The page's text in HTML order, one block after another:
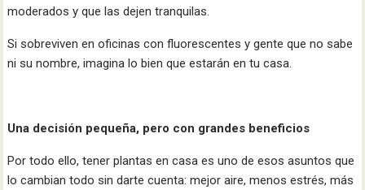
moderados y que las dejen tranquilas.
Si sobreviven en oficinas con fluorescentes y gente que no sabe
ni su nombre, imagina lo bien que estarán en tu casa.
Una decisión pequeña, pero con grandes beneficios
Por todo ello, tener plantas en casa es uno de esos asuntos que
lo cambian todo sin darte cuenta: mejor aire, menos estrés, más